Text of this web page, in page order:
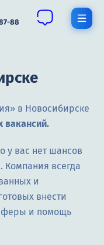
88
в Новосибирске
вакансий.
у вас нет шансов
Компания всегда
и
внести
и помощь